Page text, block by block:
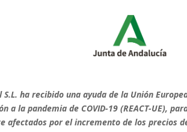
ha recibido una ayuda de la Unión
a la pandemia de COVID-19 (REACT-UE),
afectados por el incremento de los precios